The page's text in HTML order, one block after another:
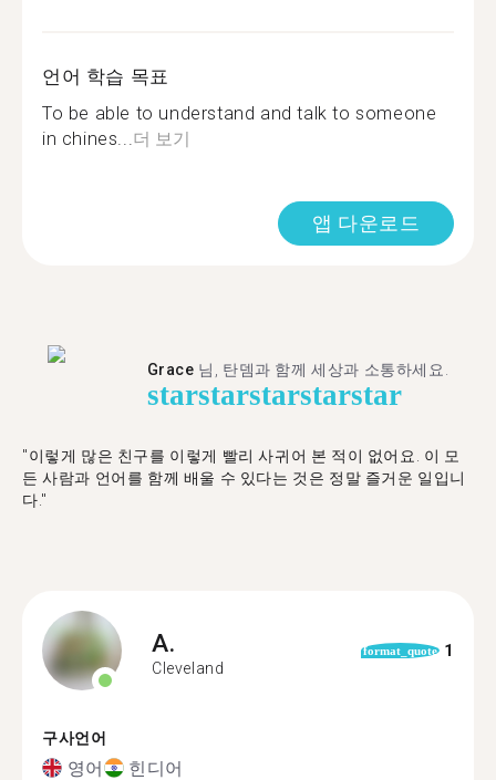
언어 학습 목표
To be able to understand and talk to someone
in chines...더 보기
앱 다운로드
Grace 님, 탄뎀과 함께 세상과 소통하세요.
starstarstarstarstar
"이렇게 많은 친구를 이렇게 빨리 사귀어 본 적이 없어요. 이 모
든 사람과 언어를 함께 배울 수 있다는 것은 정말 즐거운 일입니
다."
A.
Cleveland
format_quote 1
구사언어
영어 힌디어